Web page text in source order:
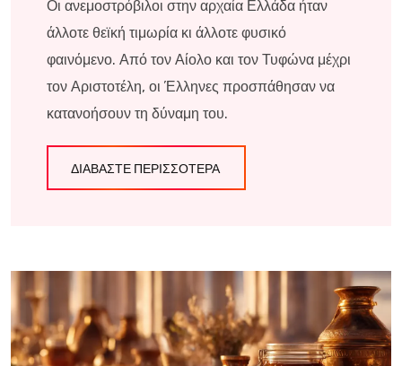
Οι ανεμοστρόβιλοι στην αρχαία Ελλάδα ήταν
άλλοτε θεϊκή τιμωρία κι άλλοτε φυσικό
φαινόμενο. Από τον Αίολο και τον Τυφώνα μέχρι
τον Αριστοτέλη, οι Έλληνες προσπάθησαν να
κατανοήσουν τη δύναμη του.
ΔΙΑΒΆΣΤΕ ΠΕΡΙΣΣΌΤΕΡΑ